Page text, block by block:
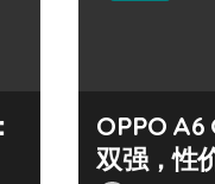
OPPO A6
双强，性